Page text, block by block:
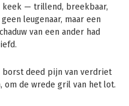
keek — trillend, breekbaar,
leugenaar, maar een
van een ander had
deed pijn van verdriet
om de wrede gril van het lot.